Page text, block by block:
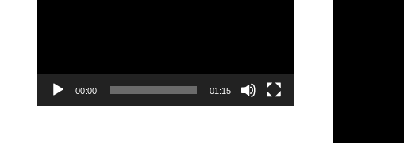
00:00 01:15